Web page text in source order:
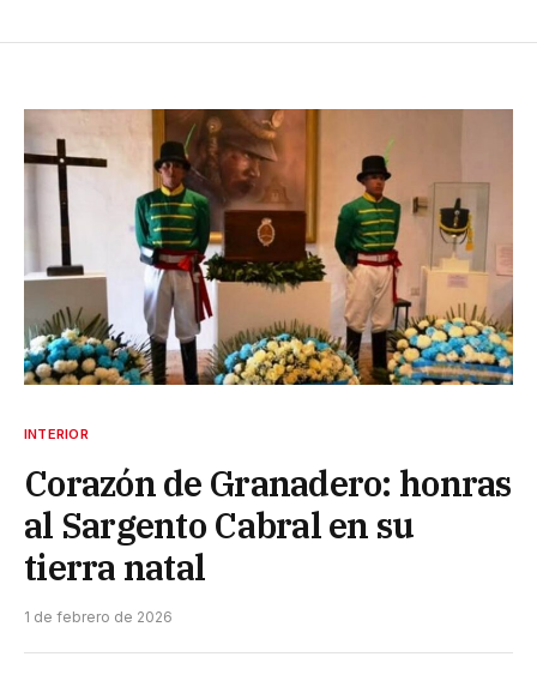
INTERIOR
Corazón de Granadero: honras
al Sargento Cabral en su
tierra natal
1 de febrero de 2026